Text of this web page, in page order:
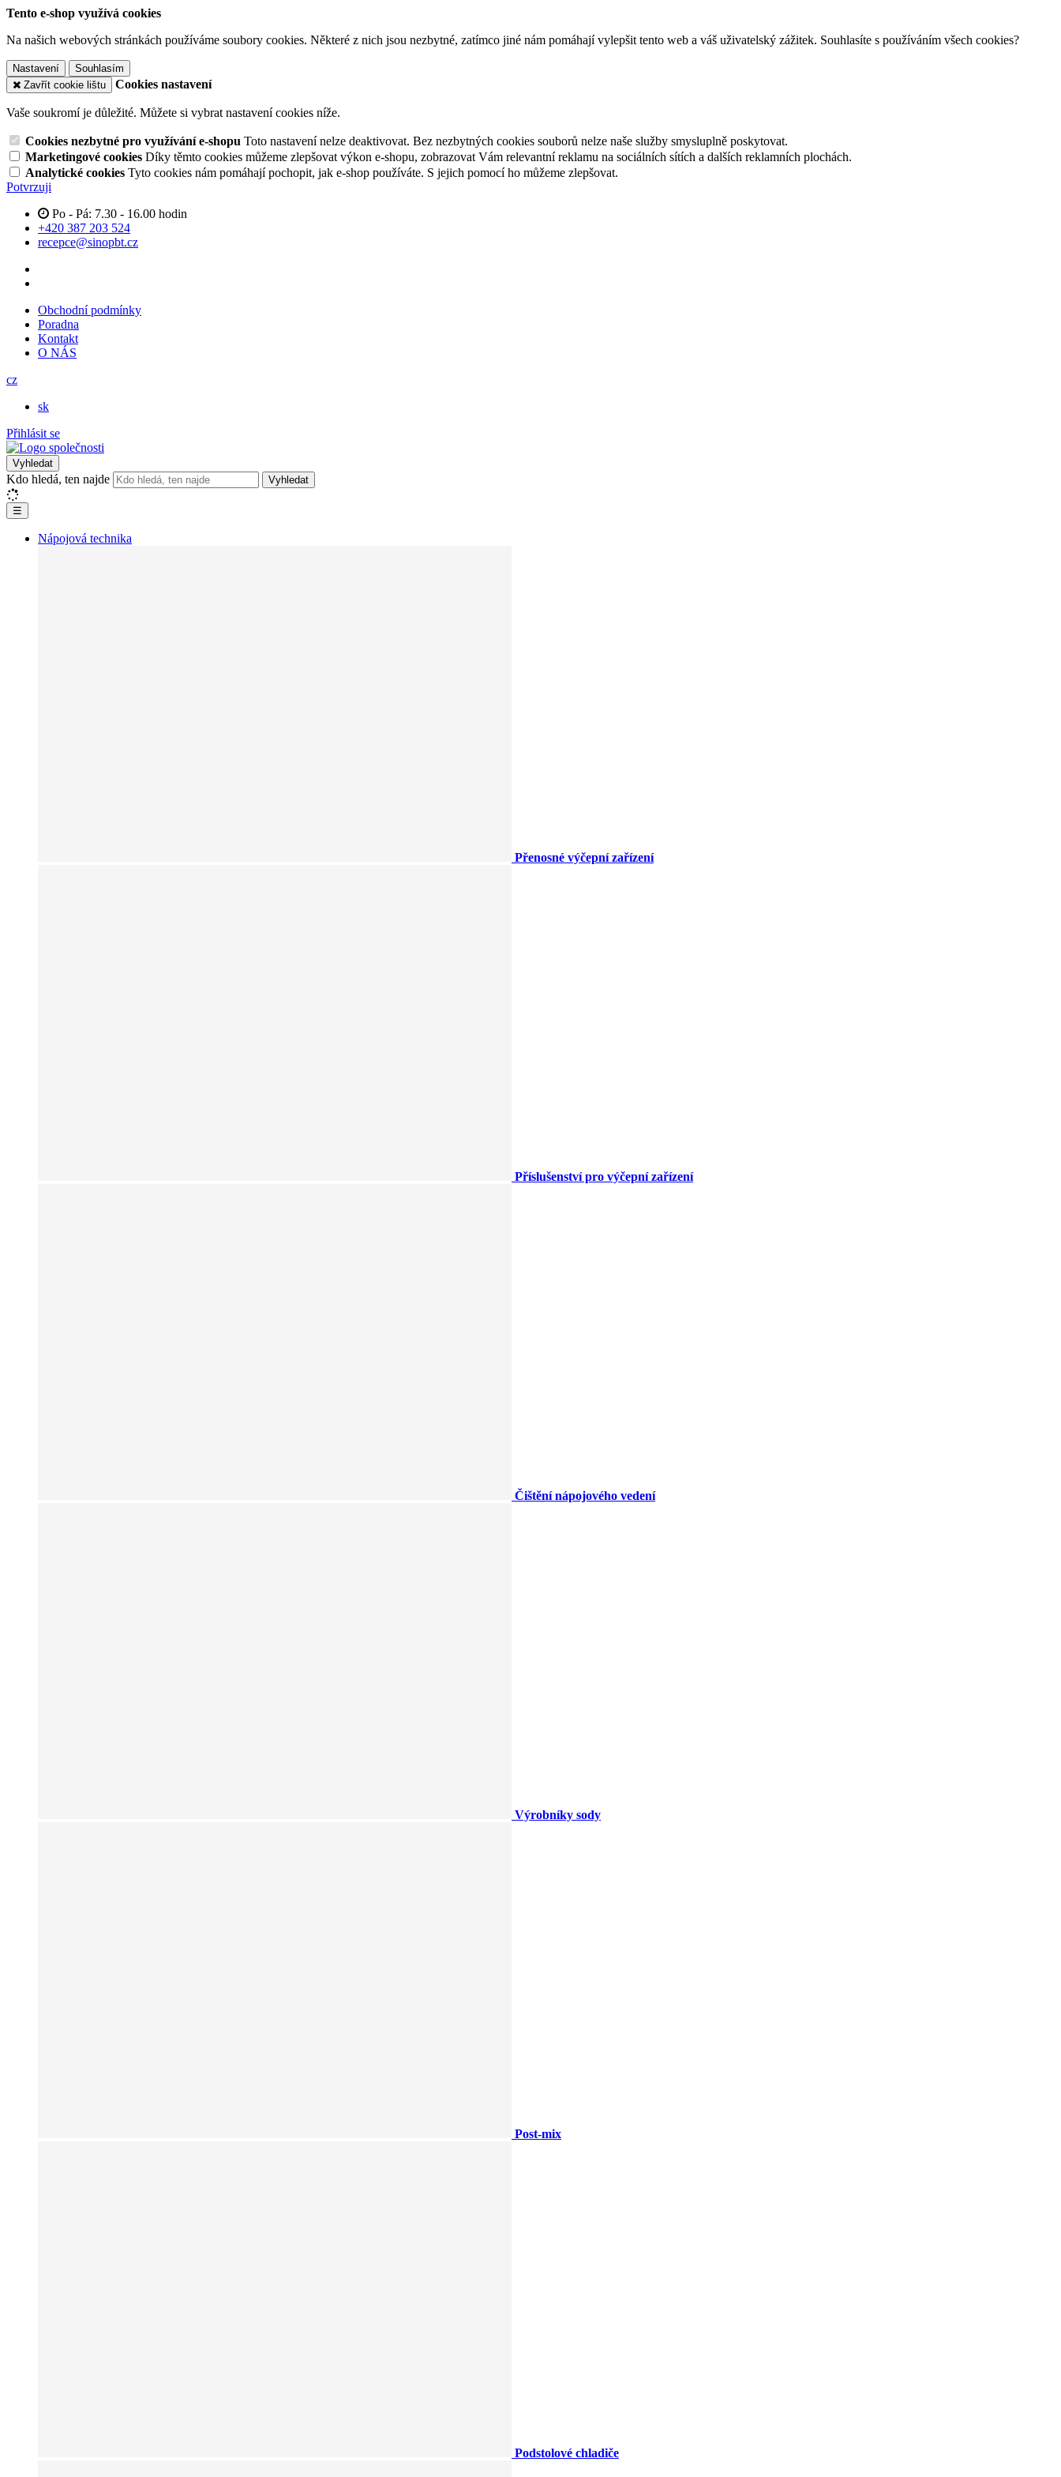
Tento e-shop využívá cookies
Na našich webových stránkách používáme soubory cookies. Některé z nich jsou nezbytné, zatímco jiné nám pomáhají vylepšit tento web a váš uživatelský zážitek. Souhlasíte s používáním všech cookies?
Nastavení
Souhlasím
Zavřít cookie lištu
Cookies nastavení
Vaše soukromí je důležité. Můžete si vybrat nastavení cookies níže.
Cookies nezbytné pro využívání e-shopu Toto nastavení nelze deaktivovat. Bez nezbytných cookies souborů nelze naše služby smysluplně poskytovat.
Marketingové cookies Díky těmto cookies můžeme zlepšovat výkon e-shopu, zobrazovat Vám relevantní reklamu na sociálních sítích a dalších reklamních plochách.
Analytické cookies Tyto cookies nám pomáhají pochopit, jak e-shop používáte. S jejich pomocí ho můžeme zlepšovat.
Potvrzuji
Po - Pá: 7.30 - 16.00 hodin
+420 387 203 524
recepce@sinopbt.cz
Obchodní podmínky
Poradna
Kontakt
O NÁS
cz
sk
Přihlásit se
Vyhledat
Kdo hledá, ten najde Vyhledat
☰
Nápojová technika
Přenosné výčepní zařízení
Příslušenství pro výčepní zařízení
Čištění nápojového vedení
Výrobníky sody
Post-mix
Podstolové chladiče